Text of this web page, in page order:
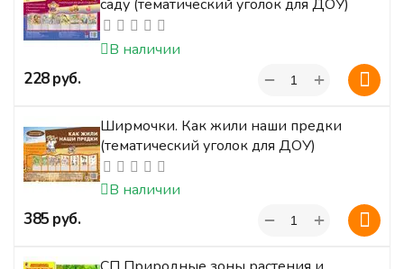
саду (тематический уголок для ДОУ)
В наличии
‍228‍руб. +
−
Ширмочки. Как жили наши предки
(тематический уголок для ДОУ)
В наличии
‍385‍ руб. +
−